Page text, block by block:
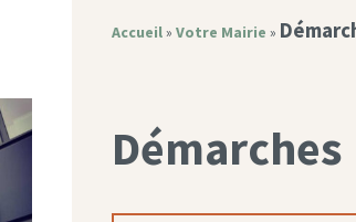
Accueil» Votre Mairie »
Démarches